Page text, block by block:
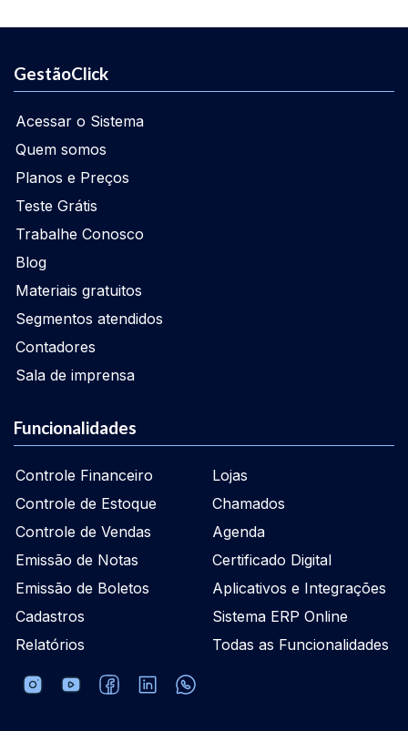
GestãoClick
Acessar o Sistema
Quem somos
Planos e Preços
Teste Grátis
Trabalhe Conosco
Blog
Materiais gratuitos
Segmentos atendidos
Contadores
Sala de imprensa
Funcionalidades
Controle Financeiro
Controle de Estoque
Controle de Vendas
Emissão de Notas
Emissão de Boletos
Cadastros
Relatórios
Lojas
Chamados
Agenda
Certificado Digital
Aplicativos e Integrações
Sistema ERP Online
Todas as Funcionalidades